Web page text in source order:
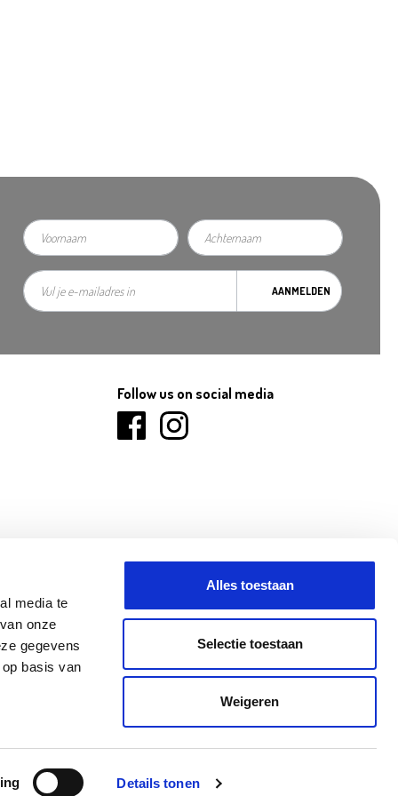
media te
onze
gegevens
basis van
Details tonen
Alles toestaan
Selectie toestaan
Weigeren
AANMELDEN
Follow us on social media
OLEN